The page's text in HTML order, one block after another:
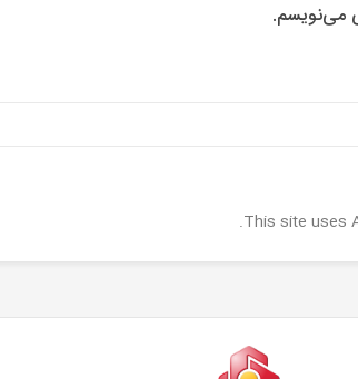
می‌نویسم.
This site uses
.